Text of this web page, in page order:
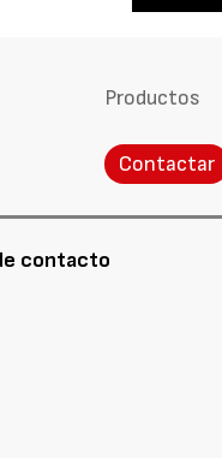
Productos
Contactar
contacto